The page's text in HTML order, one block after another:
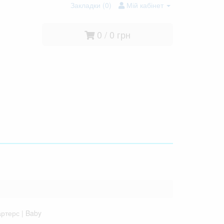
Закладки (0) Мій кабінет
0 / 0 грн
| Baby